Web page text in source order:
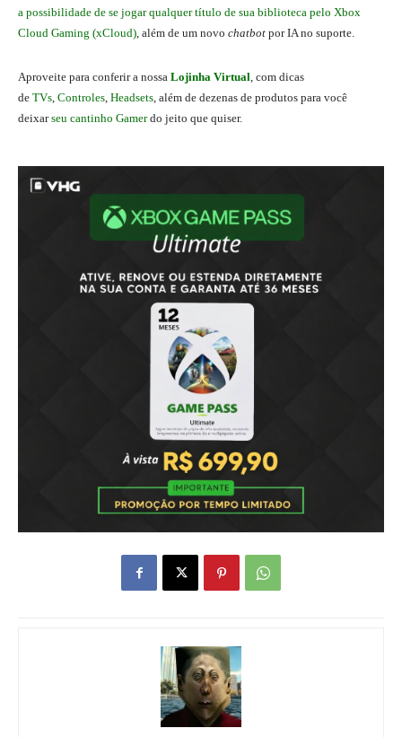
a possibilidade de se jogar qualquer título de sua biblioteca pelo Xbox
Cloud Gaming (xCloud), além de um novo chatbot por IA no suporte.
Aproveite para conferir a nossa Lojinha Virtual, com dicas
de TVs, Controles, Headsets, além de dezenas de produtos para você
deixarseu cantinho Gamerdo jeito que quiser.